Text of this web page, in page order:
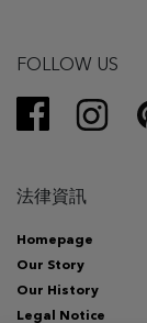
FOLLOW US
法律資訊
Homepage
Our Story
Our History
Legal Notice